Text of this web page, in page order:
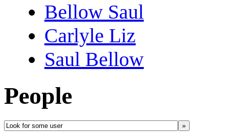
Bellow Saul
Carlyle Liz
Saul Bellow
People
»